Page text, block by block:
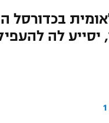
יסייע לה